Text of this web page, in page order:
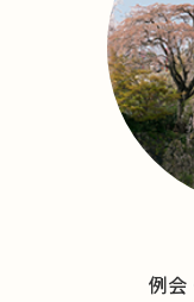
例会